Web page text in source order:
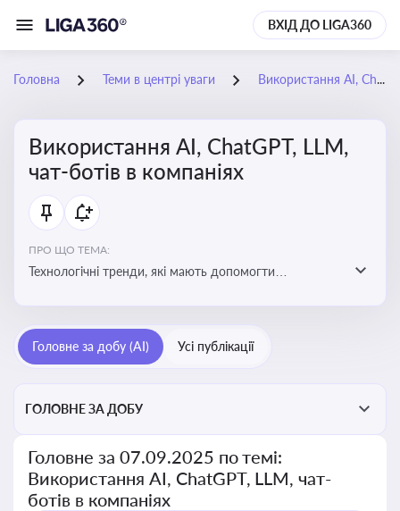
ВХІД ДО LIGA360
Головна Теми в центрі уваги Використання AI, ChatGPT, LLM, чат-ботів в компаніях
Використання AI, ChatGPT, LLM,
чат-ботів в компаніях
ПРО ЩО ТЕМА:
Технологічні тренди, які мають допомогти
ефективність і знизити витрати компаній
Головне за добу (AI) Усі публікації
ГОЛОВНЕ ЗА ДОБУ
Головне за 07.09.2025 по темі:
Використання AI, ChatGPT, LLM, чат-
ботів в компаніях